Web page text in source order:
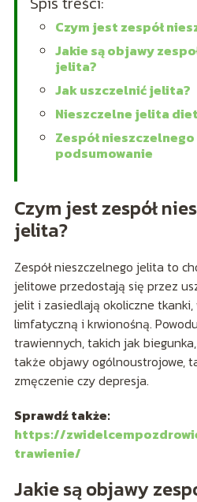
Czym jest zespół
Jakie są objawy
jelita?
Jak uszczelnić jelita?
Nieszczelne jelita
Zespół
podsumowanie
Czym jest zespół
jelita?
Zespół nieszczelnego jelita to
jelitowe przedostają się przez
jelit i zasiedlają okoliczne
limfatyczną i krwionośną.
trawiennych, takich jak
także objawy ogólnoustrojowe,
zmęczenie czy depresja.
Sprawdź także:
https://
trawienie/
Jakie są objawy